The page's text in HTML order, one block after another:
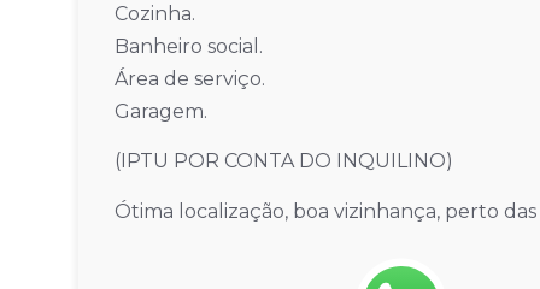
Cozinha.
Banheiro social.
Área de serviço.
Garagem.
(IPTU POR CONTA DO INQUILINO)
Ótima localização, boa vizinhança, perto